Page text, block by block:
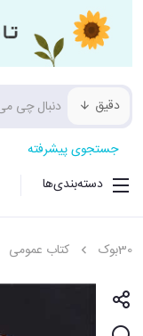
دقیق
جستجوی پیشرفته
دسته‌بندی‌ها
30بوک کتاب عمومی